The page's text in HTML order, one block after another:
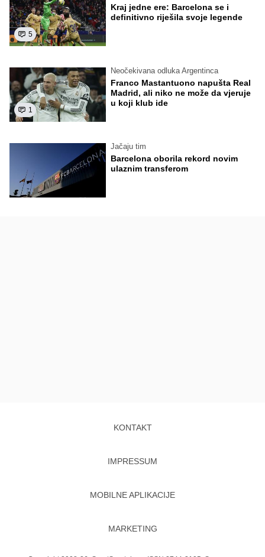
5
Kraj jedne ere: Barcelona se i
definitivno riješila svoje legende
1
Neočekivana odluka Argentinca
Franco Mastantuono napušta Real
Madrid, ali niko ne može da vjeruje
u koji klub ide
Jačaju tim
Barcelona oborila rekord novim
ulaznim transferom
KONTAKT
IMPRESSUM
MOBILNE APLIKACIJE
MARKETING